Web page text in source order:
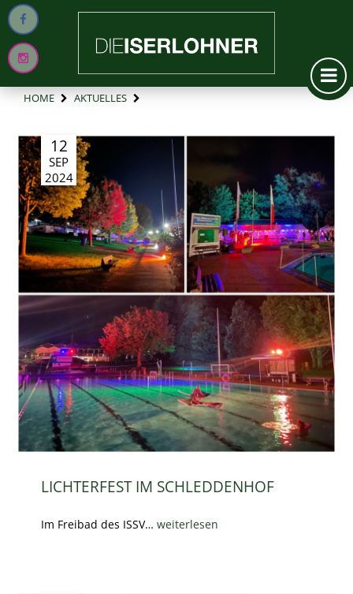
HOME AKTUELLES
12
SEP
2024
LICHTERFEST IM SCHLEDDENHOF
Im Freibad des ISSV…weiterlesen